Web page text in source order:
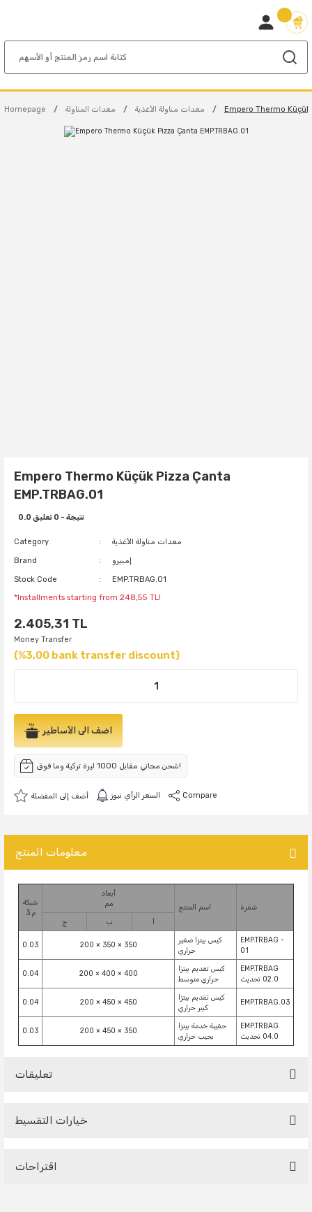
Homepage معدات المناولة معدات مناولة الأغذية Empero Thermo Küçük
Empero Thermo Küçük Pizza Çanta
EMP.TRBAG.01
0.0 نتيجة - 0 تعليق
Category معدات مناولة الأغذية
Brand إمبيرو
Stock Code EMP.TRBAG.01
*Installments starting from 248,55 TL!
2.405,31 TL
Money Transfer
(%3,00 bank transfer discount)
اضف الى الأساطير
شحن مجاني مقابل 1000 ليرة تركية وما فوق!
السعر الرأي نيوز Compare
معلومات المنتج
شفرة اسم المنتج
أبعاد
مم
شبكة
م 3
أ
ب
ج
EMP.TRBAG -
01
كيس بيتزا صغير
حراري
350 × 350 × 200
0.03
EMP.TRBAG
02.0 تحديث
كيس تقديم بيتزا
حراري متوسط
400 × 400 × 200
0.04
EMP.TRBAG.03
كيس تقديم بيتزا
كبير حراري
450 × 450 × 200
0.04
EMP.TRBAG
04.0 تحديث
حقيبة خدمة بيتزا
بجيب حراري
350 × 450 × 200
0.03
تعليقات
خيارات التقسيط
اقتراحات